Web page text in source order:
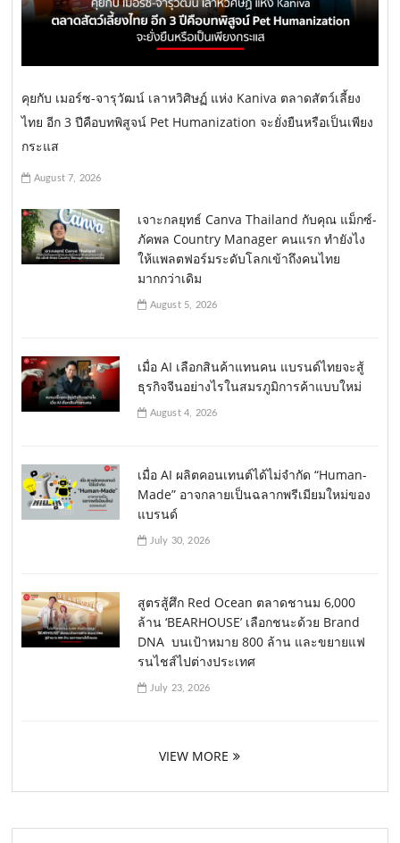
คุยกับ เมอร์ซ-จารุวัฒน์ เลาหวิศิษฏ์ แห่ง Kaniva ตลาดสัตว์เลี้ยง
ไทย อีก 3 ปีคือบทพิสูจน์ Pet Humanization จะยั่งยืนหรือเป็นเพียง
กระแส
August 7, 2026
เจาะกลยุทธ์ Canva Thailand กับคุณ แม็กซ์-
ภัคพล Country Manager คนแรก ทำยังไง
ให้แพลตฟอร์มระดับโลกเข้าถึงคนไทย
มากกว่าเดิม
August 5, 2026
เมื่อ AI เลือกสินค้าแทนคน แบรนด์ไทยจะสู้
ธุรกิจจีนอย่างไรในสมรภูมิการค้าแบบใหม่
August 4, 2026
เมื่อ AI ผลิตคอนเทนต์ได้ไม่จำกัด “Human-
Made” อาจกลายเป็นฉลากพรีเมียมใหม่ของ
แบรนด์
July 30, 2026
สูตรสู้ศึก Red Ocean ตลาดชานม 6,000
ล้าน ‘BEARHOUSE’ เลือกชนะด้วย Brand
DNA บนเป้าหมาย 800 ล้าน และขยายแฟ
รนไชส์ไปต่างประเทศ
July 23, 2026
VIEW MORE